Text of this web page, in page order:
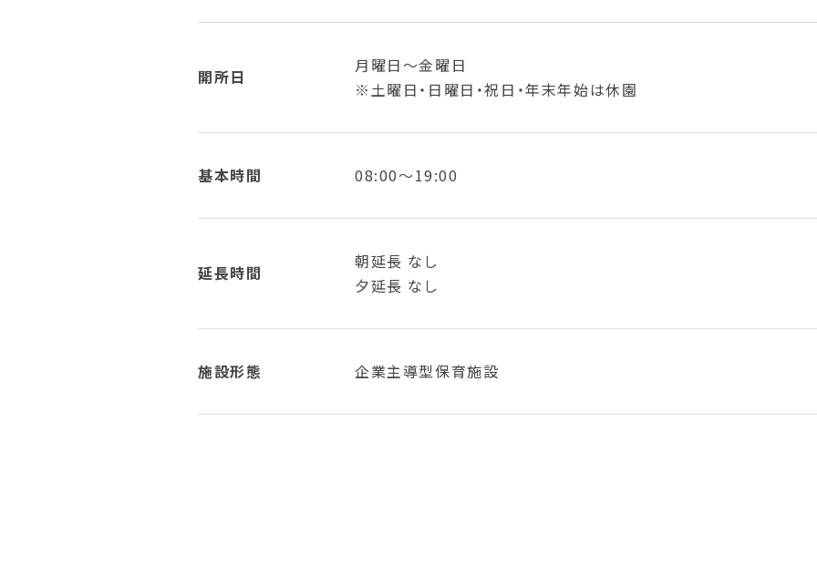
開所日
月曜日～金曜日
※土曜日・日曜日・祝日・年末年始は休園
基本時間 08:00～19:00
延長時間
朝延長 なし
夕延長 なし
施設形態 企業主導型保育施設